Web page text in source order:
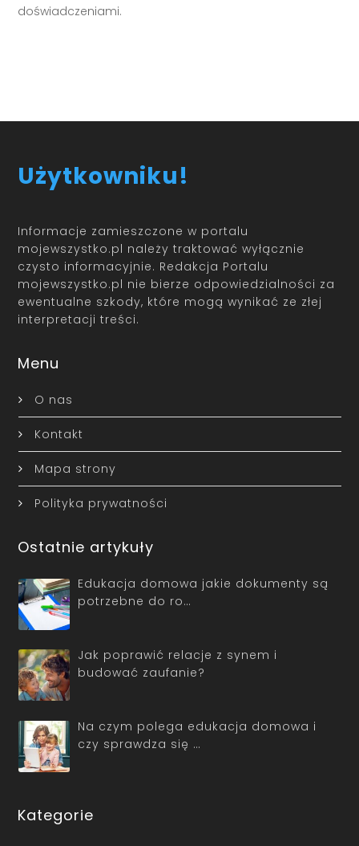
doświadczeniami.
Użytkowniku!
Informacje zamieszczone w portalu
mojewszystko.pl należy traktować wyłącznie
czysto informacyjnie. Redakcja Portalu
mojewszystko.pl nie bierze odpowiedzialności za
ewentualne szkody, które mogą wynikać ze złej
interpretacji treści.
Menu
O nas
Kontakt
Mapa strony
Polityka prywatności
Ostatnie artykuły
Edukacja domowa jakie dokumenty są
potrzebne do ro…
Jak poprawić relacje z synem i
budować zaufanie?
Na czym polega edukacja domowa i
czy sprawdza się …
Kategorie